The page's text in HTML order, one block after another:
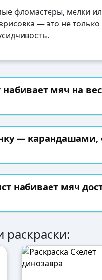
фломастеры, мелки
— это не только
набивает мяч на
—
набивает мяч
раскраски: